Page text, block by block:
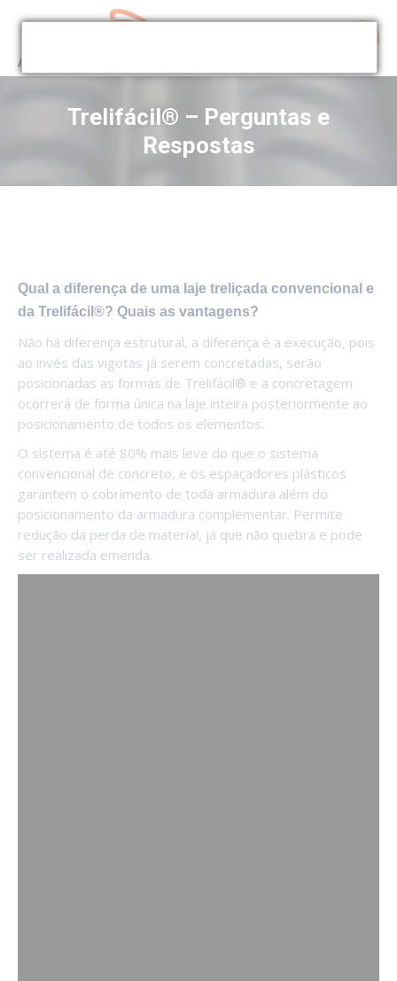
Trelifácil® – Perguntas e
Respostas
Qual a diferença de uma laje treliçada convencional e
da Trelifácil®? Quais as vantagens?
Não há diferença estrutural, a diferença é a execução, pois
ao invés das vigotas já serem concretadas, serão
posicionadas as formas de Trelifácil® e a concretagem
ocorrerá de forma única na laje inteira posteriormente ao
posicionamento de todos os elementos.
O sistema é até 80% mais leve do que o sistema
convencional de concreto, e os espaçadores plásticos
garantem o cobrimento de toda armadura além do
posicionamento da armadura complementar. Permite
redução da perda de material, já que não quebra e pode
ser realizada emenda.